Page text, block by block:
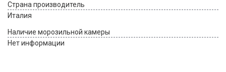
Страна производитель
Италия
Наличие морозильной камеры
Нет информации